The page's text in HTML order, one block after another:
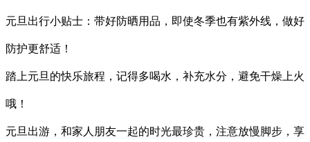
元旦出行小贴士：带好防晒用品，即使冬季也有紫外线，做好
防护更舒适！
踏上元旦的快乐旅程，记得多喝水，补充水分，避免干燥上火
哦！
元旦出游，和家人朋友一起的时光最珍贵，注意放慢脚步，享